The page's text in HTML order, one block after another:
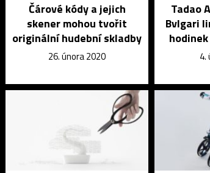
Čárové kódy a jejich
skener mohou tvořit
originální hudební skladby
26. února 2020
Tadao
Bvlgari
4.